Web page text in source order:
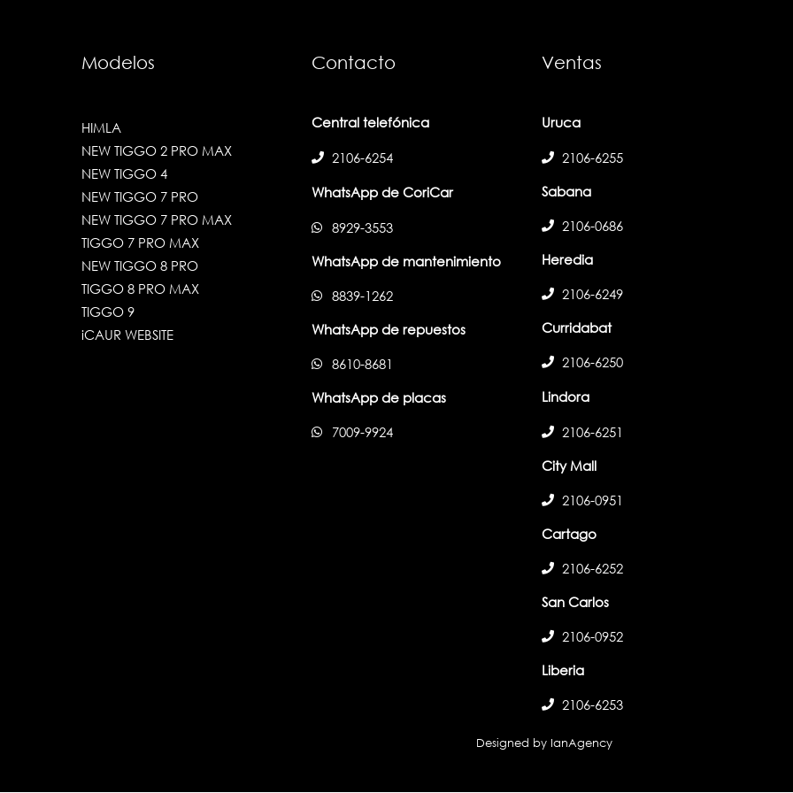
Modelos
HIMLA
NEW TIGGO 2 PRO MAX
NEW TIGGO 4
NEW TIGGO 7 PRO
NEW TIGGO 7 PRO MAX
TIGGO 7 PRO MAX
NEW TIGGO 8 PRO
TIGGO 8 PRO MAX
TIGGO 9
iCAUR WEBSITE
Contacto
Central telefónica
2106-6254
WhatsApp de CoriCar
8929-3553
WhatsApp de mantenimiento
8839-1262
WhatsApp de repuestos
8610-8681
WhatsApp de placas
7009-9924
Ventas
Uruca
2106-6255
Sabana
2106-0686
Heredia
2106-6249
Curridabat
2106-6250
Lindora
2106-6251
City Mall
2106-0951
Cartago
2106-6252
San Carlos
2106-0952
Liberia
2106-6253
Designed by IanAgency